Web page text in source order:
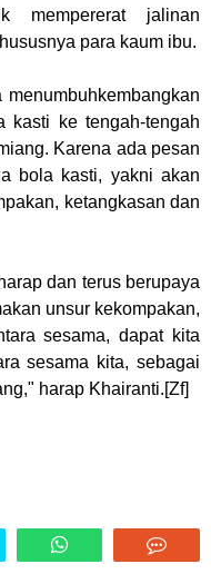
mempererat jalinan
para kaum ibu.
kasti ke tengah-tengah
Karena ada pesan
bola kasti, yakni akan
ketangkasan dan
dan terus berupaya
unsur kekompakan,
sesama, dapat kita
sesama kita, sebagai
harap Khairanti.[Zf]